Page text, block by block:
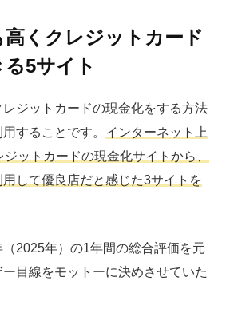
くクレジットカード
5サイト
ジットカードの現金化をする方法
することです。 インターネット上
ットカードの現金化サイトから、
して優良店だと感じた3サイトを
2025年）の1年間の総合評価を元
目線をモットーに決めさせていた